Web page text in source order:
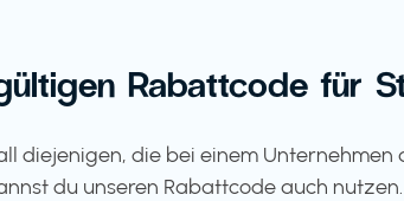
Rabattcode für
diejenigen, die bei einem
du unseren Rabattcode auch nutzen.